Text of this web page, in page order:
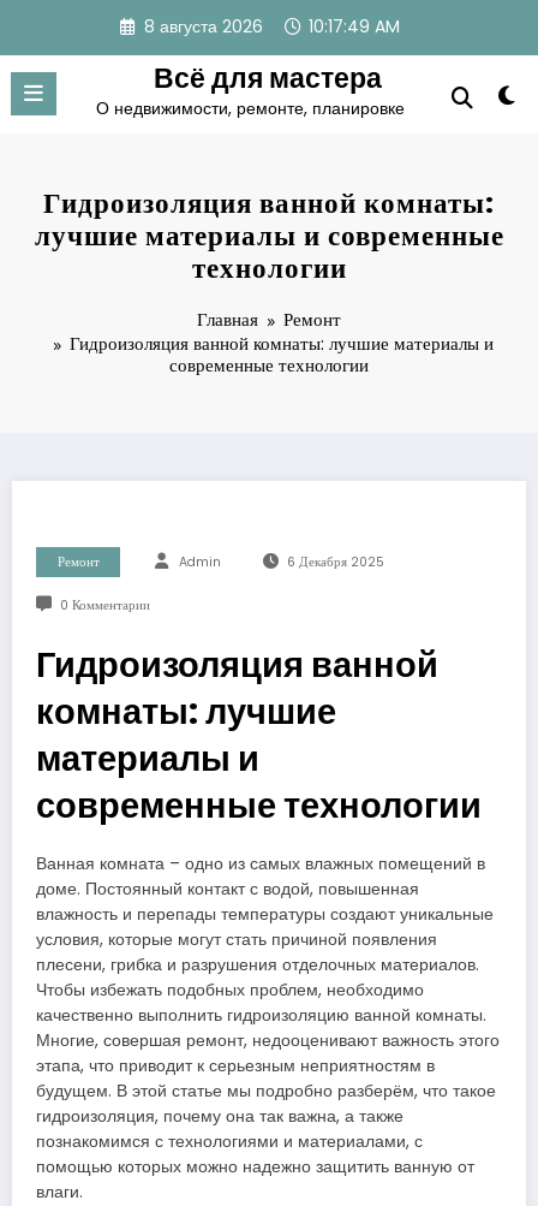
содержимому
8 августа 2026 10:17:49 AM
Всё для мастера
О недвижимости, ремонте, планировке
Гидроизоляция ванной комнаты:
лучшие материалы и современные
технологии
Главная
Ремонт
Гидроизоляция ванной комнаты: лучшие материалы и
современные технологии
Ремонт Admin 6 Декабря 2025
0 Комментарии
Гидроизоляция ванной
комнаты: лучшие
материалы и
современные технологии
Ванная комната – одно из самых влажных помещений в
доме. Постоянный контакт с водой, повышенная
влажность и перепады температуры создают уникальные
условия, которые могут стать причиной появления
плесени, грибка и разрушения отделочных материалов.
Чтобы избежать подобных проблем, необходимо
качественно выполнить гидроизоляцию ванной комнаты.
Многие, совершая ремонт, недооценивают важность этого
этапа, что приводит к серьезным неприятностям в
будущем. В этой статье мы подробно разберём, что такое
гидроизоляция, почему она так важна, а также
познакомимся с технологиями и материалами, с
помощью которых можно надежно защитить ванную от
влаги.